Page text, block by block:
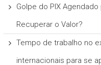
Golpe do PIX
Recuperar o Valor?
Tempo de trabalho no
internacionais para se